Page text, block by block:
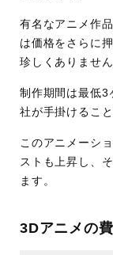
有名なアニメ作
は価格をさらに
珍しくありません
制作期間は最低3
社が手掛けるこ
このアニメーシ
ストも上昇し、
ます。
3Dアニメの